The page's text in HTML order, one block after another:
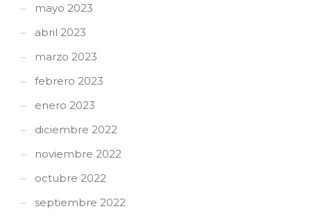
mayo 2023
abril 2023
marzo 2023
febrero 2023
enero 2023
diciembre 2022
noviembre 2022
octubre 2022
septiembre 2022